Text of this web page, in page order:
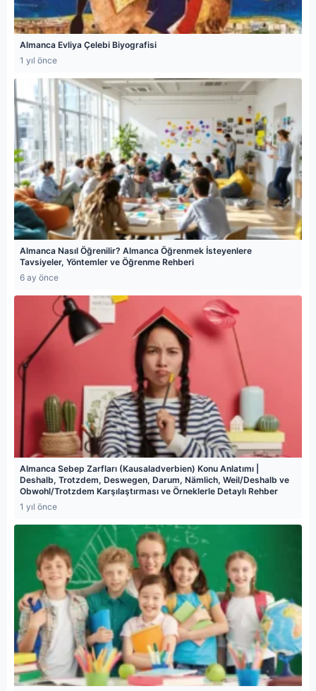
Almanca Evliya Çelebi Biyografisi
1 yıl önce
Almanca Nasıl Öğrenilir? Almanca Öğrenmek İsteyenlere
Tavsiyeler, Yöntemler ve Öğrenme Rehberi
6 ay önce
Almanca Sebep Zarfları (Kausaladverbien) Konu Anlatımı |
Deshalb, Trotzdem, Deswegen, Darum, Nämlich, Weil/Deshalb ve
Obwohl/Trotzdem Karşılaştırması ve Örneklerle Detaylı Rehber
1 yıl önce